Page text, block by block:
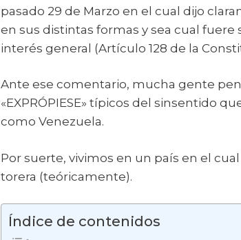
pasado 29 de Marzo en el cual dijo
en sus distintas formas y sea cual
interés general (Artículo 128 de la
Ante ese comentario, mucha gente
«EXPRÓPIESE» típicos del sinsentido
como Venezuela.
Por suerte, vivimos en un país en el
torera (teóricamente).
Índice de contenidos